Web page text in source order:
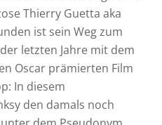
Thierry Guetta aka
ist sein Weg zum
letzten Jahre mit dem
Oscar prämierten Film
In diesem
den damals noch